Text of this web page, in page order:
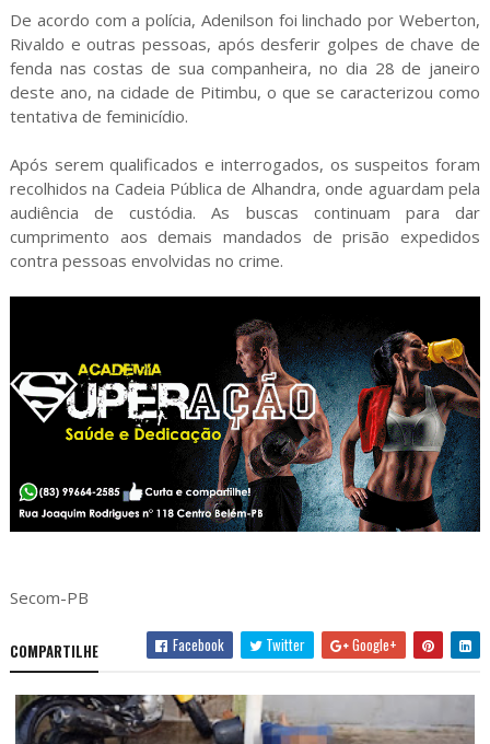
De acordo com a polícia, Adenilson foi linchado por Weberton,
Rivaldo e outras pessoas, após desferir golpes de chave de
fenda nas costas de sua companheira, no dia 28 de janeiro
deste ano, na cidade de Pitimbu, o que se caracterizou como
tentativa de feminicídio.
Após serem qualificados e interrogados, os suspeitos foram
recolhidos na Cadeia Pública de Alhandra, onde aguardam pela
audiência de custódia. As buscas continuam para dar
cumprimento aos demais mandados de prisão expedidos
contra pessoas envolvidas no crime.
Secom-PB
COMPARTILHE Facebook Twitter Google+